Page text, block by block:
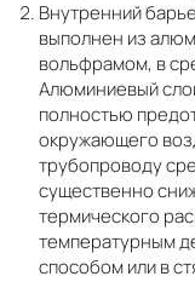
Внутренний
выполнен из
вольфрамом, в
Алюминиевый
полностью
окружающего
трубопроводу
существенно
термического
температурным
способом или в